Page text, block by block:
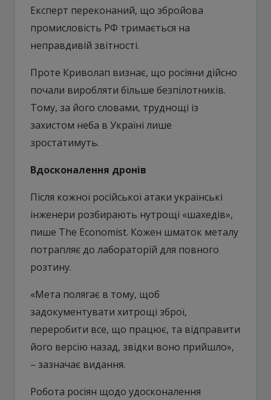
Експерт переконаний, що збройова
промисловість РФ тримається на
неправдивій звітності.
Проте Криволап визнає, що росіяни дійсно
почали виробляти більше безпілотників.
Тому, за його словами, труднощі із
захистом неба в Україні лише
зростатимуть.
Вдосконалення дронів
Після кожної російської атаки українські
інженери розбирають нутрощі «шахедів»,
пише The Economist. Кожен шматок металу
потрапляє до лабораторій для повного
розтину.
«Мета полягає в тому, щоб
задокументувати хитрощі зброї,
переробити все, що працює, та відправити
його версію назад, звідки воно прийшло»,
– зазначає видання.
Робота росіян щодо удосконалення